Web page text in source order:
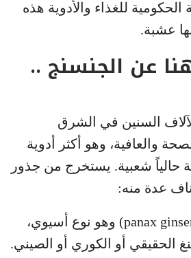
الحكومية للغذاء والأدوية هذه
عشبة.
عن الجنسنج ..
السنين في الشرق
والعافية، وهو أكثر أدوية
حالياً شعبية. يستخرج من جذور
عدة منه:
جينسنغ باناكس (panax ginseng) وهو نوع أسيوي،
الحقيقي أو الكوري أو الصيني.